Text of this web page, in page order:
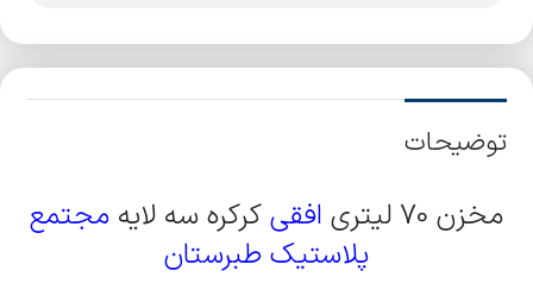
توضیحات
مخزن 70 لیتری افقیکرکره سه لایه مجتمع
پلاستیک طبرستان